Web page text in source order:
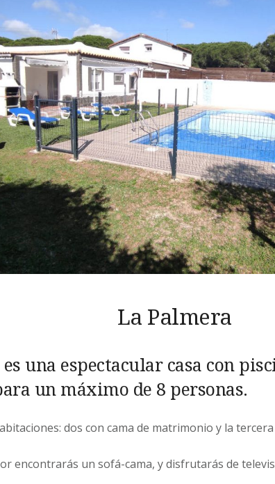
La Palmera
una espectacular casa con
un máximo de 8 personas.
dos con cama de matrimonio y la
encontrarás un sofá-cama, y disfrutarás de